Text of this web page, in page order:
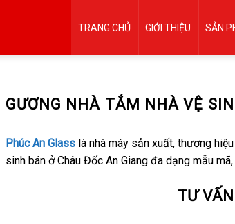
TRANG CHỦ GIỚI THIỆU SẢN
GƯƠNG NHÀ TẮM NHÀ VỆ
Phúc An Glasslà nhà máy sản xuất, thương
sinh bán ở Châu Đốc An Giang đa dạng mẫu
TƯ